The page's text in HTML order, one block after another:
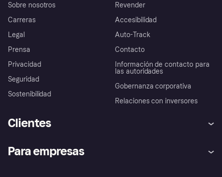
Sobre nosotros
Carreras
Legal
Prensa
Privacidad
Seguridad
Sostenibilidad
Revender
Accesibilidad
Auto-Track
Contacto
Información de contacto para
las autoridades
Gobernanza corporativa
Relaciones con inversores
Clientes
Inicio de sesión
Para empresas